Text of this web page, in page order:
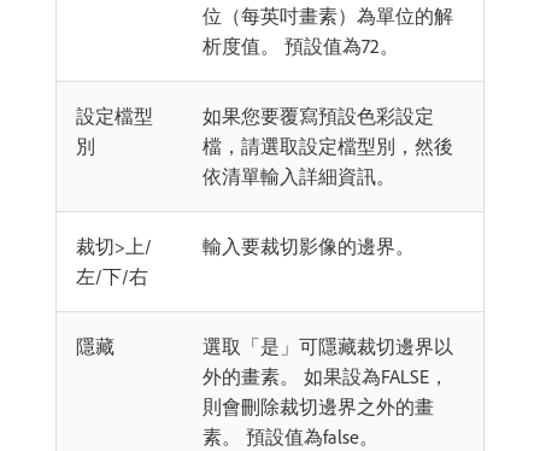
位（每英吋畫素）為單位的解
析度值。 預設值為72。
設定檔型
別
如果您要覆寫預設色彩設定
檔，請選取設定檔型別，然後
依清單輸入詳細資訊。
裁切>上/
左/下/右
輸入要裁切影像的邊界。
隱藏
選取「是」可隱藏裁切邊界以
外的畫素。 如果設為FALSE，
則會刪除裁切邊界之外的畫
素。 預設值為false。